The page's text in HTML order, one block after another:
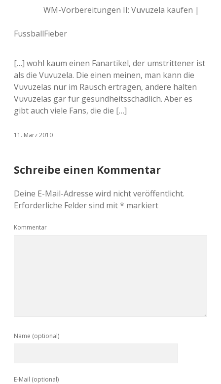
WM-Vorbereitungen II: Vuvuzela kaufen |
FussballFieber
[…] wohl kaum einen Fanartikel, der umstrittener ist
als die Vuvuzela. Die einen meinen, man kann die
Vuvuzelas nur im Rausch ertragen, andere halten
Vuvuzelas gar für gesundheitsschädlich. Aber es
gibt auch viele Fans, die die […]
11. März 2010
Schreibe einen Kommentar
Deine E-Mail-Adresse wird nicht veröffentlicht.
Erforderliche Felder sind mit* markiert
Kommentar
Name (optional)
E-Mail (optional)